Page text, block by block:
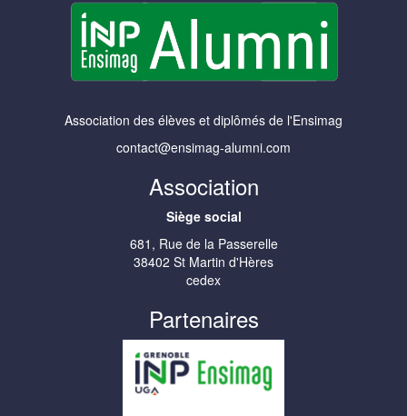
Association des élèves et diplômés de l'Ensimag
contact@ensimag-alumni.com
Association
Siège social
681, Rue de la Passerelle
38402 St Martin d'Hères
cedex
Partenaires